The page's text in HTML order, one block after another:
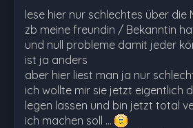
lese hier nur schlechtes über die
zb meine freundin / Bekanntin
und null probleme damit jeder
ist ja anders
aber hier liest man ja nur
ich wollte mir sie jetzt eigentlich
legen lassen und bin jetzt total
ich machen soll ...